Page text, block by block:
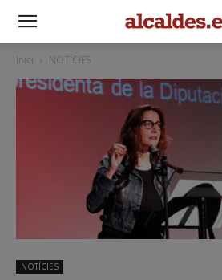
Inici NOTÍCIES
NOTÍCIES